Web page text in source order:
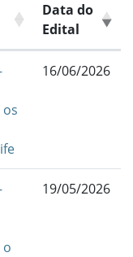
Data do
Edital
16/06/2026
o
19/05/2026